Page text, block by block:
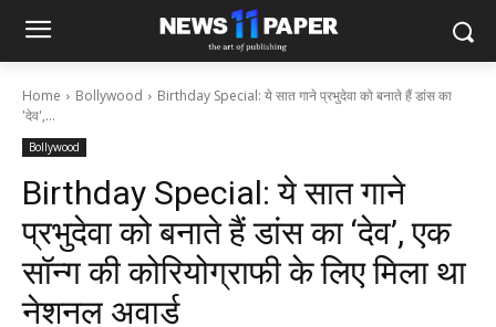
Home Bollywood
Birthday Special: ये सात गाने प्रभुदेवा को बनाते हैं डांस का
'देव',...
Bollywood
Birthday Special: ये सात गाने
प्रभुदेवा को बनाते हैं डांस का ‘देव’, एक
सॉन्ग की कोरियोग्राफी के लिए मिला था
नेशनल अवार्ड